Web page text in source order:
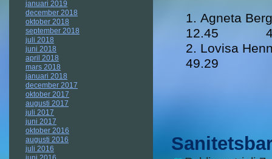
januari 2019
december 2018
oktober 2018
september 2018
juli 2018
juni 2018
april 2018
mars 2018
januari 2018
december 2017
oktober 2017
augusti 2017
juli 2017
juni 2017
oktober 2016
augusti 2016
juli 2016
Agneta
12.45
Lovisa
49.29